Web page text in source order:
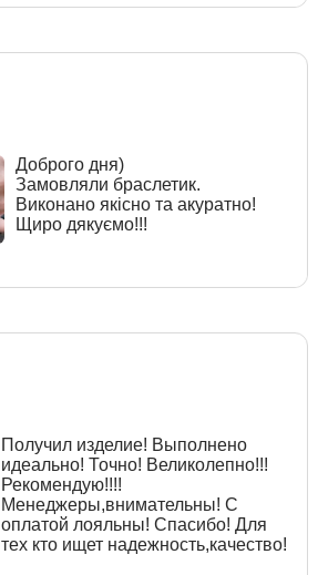
Доброго дня)
Замовляли браслетик.
Виконано якісно та акуратно!
Щиро дякуємо!!!
Получил изделие! Выполнено
идеально! Точно! Великолепно!!!
Рекомендую!!!!
Менеджеры,внимательны! С
оплатой лояльны! Спасибо! Для
тех кто ищет надежность,качество!